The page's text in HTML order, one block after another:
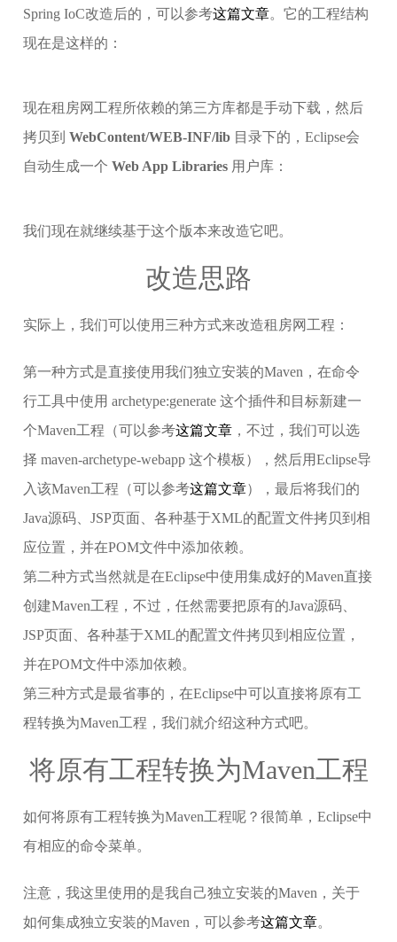
Spring IoC改造后的，可以参考这篇文章。它的工程结构
现在是这样的：
现在租房网工程所依赖的第三方库都是手动下载，然后
拷贝到WebContent/WEB-INF/lib 目录下的，Eclipse会
自动生成一个Web App Libraries 用户库：
我们现在就继续基于这个版本来改造它吧。
改造思路
实际上，我们可以使用三种方式来改造租房网工程：
第一种方式是直接使用我们独立安装的Maven，在命令
行工具中使用 archetype:generate 这个插件和目标新建一
个Maven工程（可以参考这篇文章 ，不过，我们可以选
择 maven-archetype-webapp 这个模板），然后用Eclipse导
入该Maven工程（可以参考这篇文章），最后将我们的
Java源码、JSP页面、各种基于XML的配置文件拷贝到相
应位置，并在POM文件中添加依赖。
第二种方式当然就是在Eclipse中使用集成好的Maven直接
创建Maven工程，不过，任然需要把原有的Java源码、
JSP页面、各种基于XML的配置文件拷贝到相应位置，
并在POM文件中添加依赖。
第三种方式是最省事的，在Eclipse中可以直接将原有工
程转换为Maven工程，我们就介绍这种方式吧。
将原有工程转换为Maven工程
如何将原有工程转换为Maven工程呢？很简单，Eclipse中
有相应的命令菜单。
注意，我这里使用的是我自己独立安装的Maven，关于
如何集成独立安装的Maven，可以参考这篇文章。